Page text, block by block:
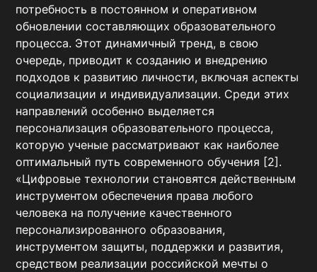
потребность в постоянном и оперативном
обновлении составляющих образовательного
процесса. Этот динамичный тренд, в свою
очередь, приводит к созданию и внедрению
подходов к развитию личности, включая аспекты
социализации и индивидуализации. Среди этих
направлений особенно выделяется
персонализация образовательного процесса,
которую ученые рассматривают как наиболее
оптимальный путь современного обучения [2].
«Цифровые технологии становятся действенным
инструментом обеспечения права любого
человека на получение качественного
персонализированного образования,
инструментом защиты, поддержки и развития,
средством реализации российской мечты о